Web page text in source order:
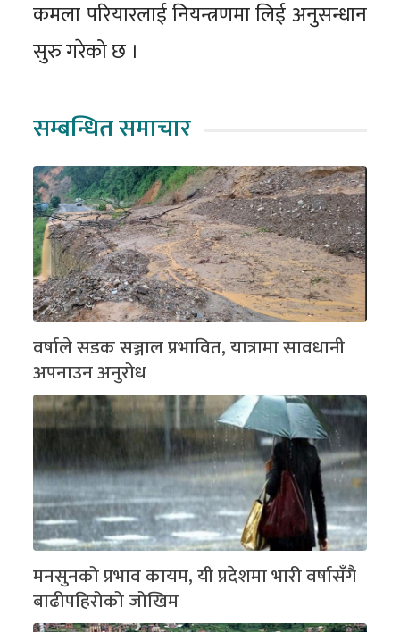
कमला परियारलाई नियन्त्रणमा लिई अनुसन्धान
सुरु गरेको छ ।
सम्बन्धित समाचार
वर्षाले सडक सञ्जाल प्रभावित, यात्रामा सावधानी
अपनाउन अनुरोध
मनसुनको प्रभाव कायम, यी प्रदेशमा भारी वर्षासँगै
बाढीपहिरोको जोखिम